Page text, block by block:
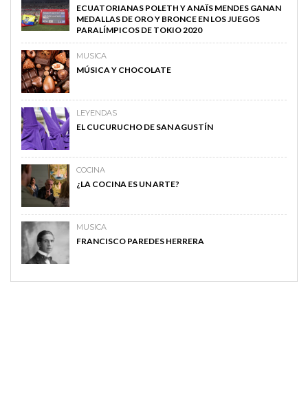
ECUATORIANAS POLETH Y ANAÏS MENDES GANAN
MEDALLAS DE ORO Y BRONCE EN LOS JUEGOS
PARALÍMPICOS DE TOKIO 2020
MUSICA
MÚSICA Y CHOCOLATE
LEYENDAS
EL CUCURUCHO DE SAN AGUSTÍN
COCINA
¿LA COCINA ES UN ARTE?
MUSICA
FRANCISCO PAREDES HERRERA